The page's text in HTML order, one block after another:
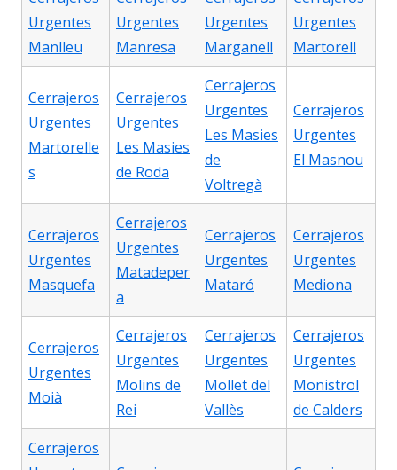
Urgentes
Manlleu
Urgentes
Manresa
Urgentes
Marganell
Urgentes
Martorell
Cerrajeros
Urgentes
Martorelle
s
Cerrajeros
Urgentes
Les Masies
de Roda
Cerrajeros
Urgentes
Les Masies
de
Voltregà
Cerrajeros
Urgentes
El Masnou
Cerrajeros
Urgentes
Masquefa
Cerrajeros
Urgentes
Matadeper
a
Cerrajeros
Urgentes
Mataró
Cerrajeros
Urgentes
Mediona
Cerrajeros
Urgentes
Moià
Cerrajeros
Urgentes
Molins de
Rei
Cerrajeros
Urgentes
Mollet del
Vallès
Cerrajeros
Urgentes
Monistrol
de Calders
Cerrajeros